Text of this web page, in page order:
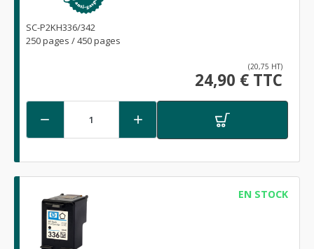
SC-P2KH336/342
250 pages / 450 pages
(20,75 HT)
24,90 € TTC
 
EN STOCK